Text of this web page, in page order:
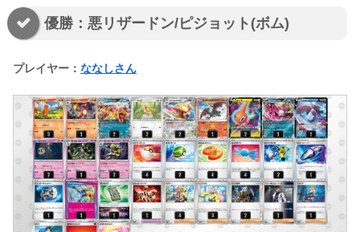
優勝：悪リザードン/ピジョット(ボム)
プレイヤー： ななしさん